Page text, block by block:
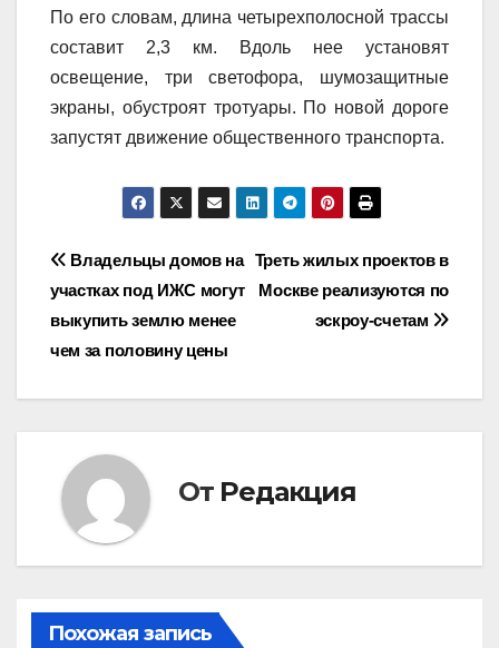
По его словам, длина четырехполосной трассы
составит 2,3 км. Вдоль нее установят
освещение, три светофора, шумозащитные
экраны, обустроят тротуары. По новой дороге
запустят движение общественного транспорта.
Навигация
по
записям
Треть жилых проектов в
Москве реализуются по
эскроу-счетам
Владельцы домов на
участках под ИЖС могут
выкупить землю менее
чем за половину цены
От Редакция
Похожая запись